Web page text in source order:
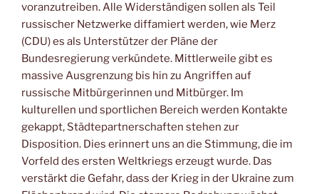
voranzutreiben. Alle Widerständigen sollen als Teil
russischer Netzwerke diffamiert werden, wie Merz
(CDU) es als Unterstützer der Pläne der
Bundesregierung verkündete. Mittlerweile gibt es
massive Ausgrenzung bis hin zu Angriffen auf
russische Mitbürgerinnen und Mitbürger. Im
kulturellen und sportlichen Bereich werden Kontakte
gekappt, Städtepartnerschaften stehen zur
Disposition. Dies erinnert uns an die Stimmung, die im
Vorfeld des ersten Weltkriegs erzeugt wurde. Das
verstärkt die Gefahr, dass der Krieg in der Ukraine zum